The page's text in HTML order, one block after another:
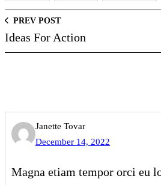
PREV POST
Ideas For Action
Janette Tovar
December 14, 2022
Magna etiam tempor orci eu